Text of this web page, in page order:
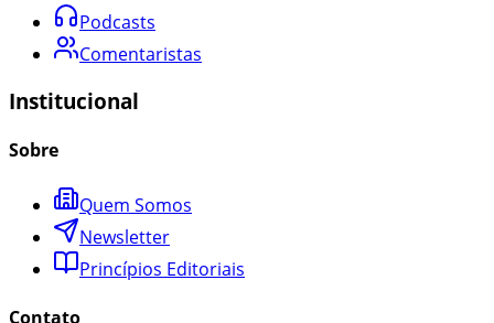
Podcasts
Comentaristas
Institucional
Sobre
Quem Somos
Newsletter
Princípios Editoriais
Contato